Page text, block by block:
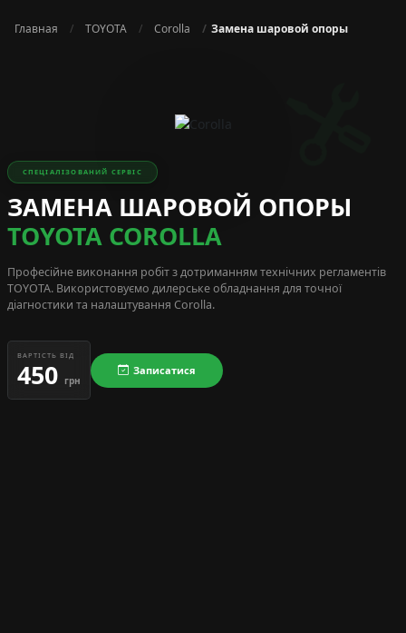
Главная TOYOTA Corolla Замена шаровой опоры
СПЕЦІАЛІЗОВАНИЙ СЕРВІС
ЗАМЕНА ШАРОВОЙ ОПОРЫ
TOYOTA COROLLA
Професійне виконання робіт з дотриманням технічних регламентів
TOYOTA. Використовуємо дилерське обладнання для точної
діагностики та налаштування Corolla.
ВАРТІСТЬ ВІД
450 грн
Записатися